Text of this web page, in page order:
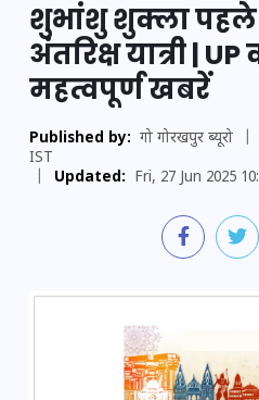
शुभांशु शुक्ला पहले
अंतरिक्ष यात्री |
महत्वपूर्ण खबरें
Published by: गो गोरखपुर ब्यूरो
IST
Updated: Fri, 27 Jun 2025